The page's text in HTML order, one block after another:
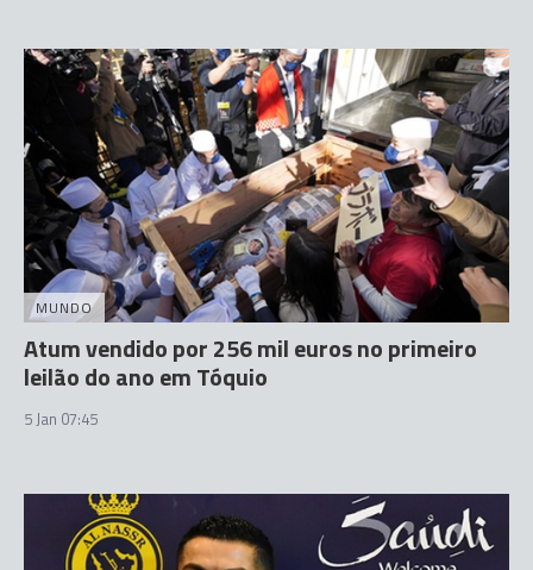
MUNDO
Atum vendido por 256 mil euros no primeiro
leilão do ano em Tóquio
5 Jan 07:45